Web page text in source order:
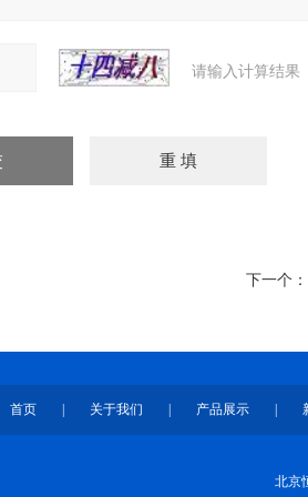
请输入计算结果
下一个：
首页 关于我们 产品展示
北京